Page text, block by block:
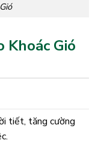
Khoác Gió
tiết, tăng cường